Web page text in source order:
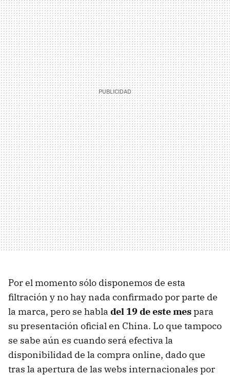
Por el momento sólo disponemos de esta
filtración y no hay nada confirmado por parte de
la marca, pero se habla del 19 de este mespara
su presentación oficial en China. Lo que tampoco
se sabe aún es cuando será efectiva la
disponibilidad de la compra online, dado que
tras la apertura de las webs internacionales por